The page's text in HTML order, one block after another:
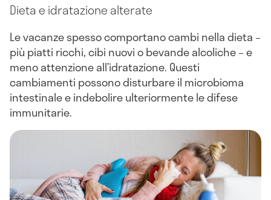
Dieta e idratazione alterate
Le vacanze spesso comportano cambi nella dieta –
più piatti ricchi, cibi nuovi o bevande alcoliche – e
meno attenzione all’idratazione. Questi
cambiamenti possono disturbare il microbioma
intestinale e indebolire ulteriormente le difese
immunitarie.